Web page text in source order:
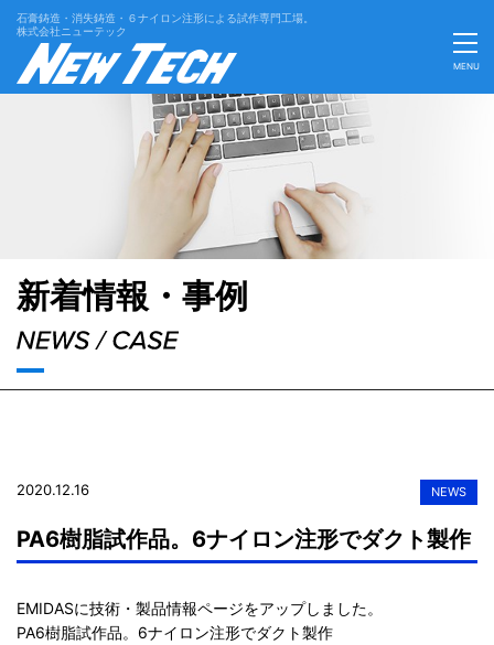
石膏鋳造・消失鋳造・６ナイロン注形による試作専門工場。
株式会社ニューテック
MENU
新着情報・事例
2020.12.16 NEWS
PA6樹脂試作品。6ナイロン注形でダクト製作
EMIDASに技術・製品情報ページをアップしました。